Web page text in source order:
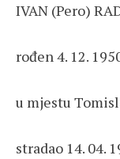
IVAN (Pero)
rođen 4. 12.
u mjestu
stradao 14. 04.